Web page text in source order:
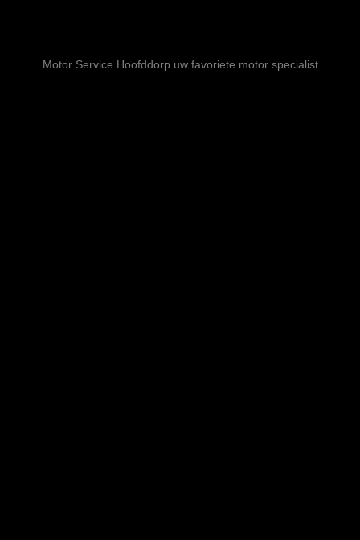
Motor Service Hoofddorp uw favoriete motor specialist